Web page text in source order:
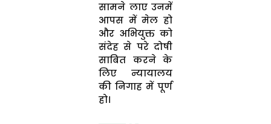
सामने लाए उनमें
आपस में मेल हो
और अभियुक्त को
संदेह से परे दोषी
साबित करने के
लिए न्यायालय
की निगाह में पूर्ण
हो।